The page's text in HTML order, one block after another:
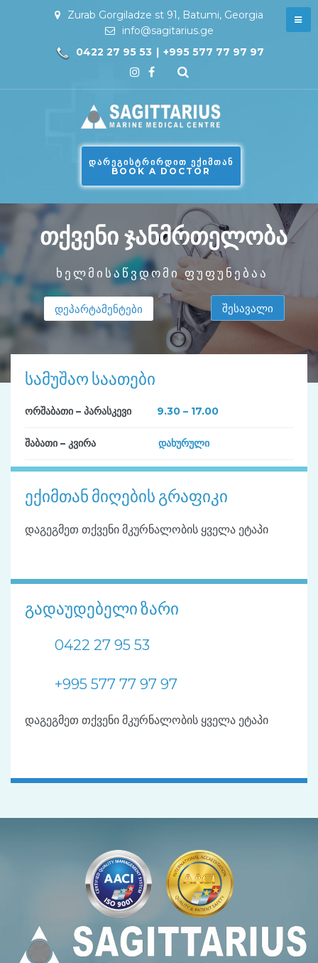
Zurab Gorgiladze st 91, Batumi, Georgia
info@sagitarius.ge
0422 27 95 53 | +995 577 77 97 97
ᲓᲐᲠᲔᲒᲘᲡᲢᲠᲘᲠᲓᲘᲗ ᲔᲥᲘᲛᲗᲐᲜ
BOOK A DOCTOR
თქვენი ჯანმრთელობა
ხელმისაწვდომი ფუფუნებაა
დეპარტამენტები შესავალი
სამუშაო საათები
ორშაბათი – პარასკევი 9.30 – 17.00
შაბათი – კვირა დახურული
ექიმთან მიღების გრაფიკი
დაგეგმეთ თქვენი მკურნალობის ყველა ეტაპი
გადაუდებელი ზარი
0422 27 95 53
+995 577 77 97 97
დაგეგმეთ თქვენი მკურნალობის ყველა ეტაპი